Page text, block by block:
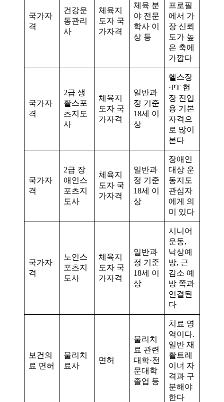
국가자
격
건강운
동관리
사
체육지
도자 국
가자격
체육 분
야 전문
학사 이
상 등
프로필
에서 가
장 신뢰
도가 높
은 축에
가깝다
국가자
격
2급 생
활스포
츠지도
사
체육지
도자 국
가자격
일반과
정 기준
18세 이
상
헬스장
·PT 현
장 진입
용 기본
자격으
로 많이
본다
국가자
격
2급 장
애인스
포츠지
도사
체육지
도자 국
가자격
일반과
정 기준
18세 이
상
장애인
대상 운
동지도
관심자
에게 의
미 있다
국가자
격
노인스
포츠지
도사
체육지
도자 국
가자격
일반과
정 기준
18세 이
상
시니어
운동,
낙상예
방, 근
감소 예
방 쪽과
연결된
다
보건의
료 면허
물리치
료사
면허
물리치
료 관련
대학·전
문대학
졸업 등
치료 영
역이다.
일반 재
활트레
이너 자
격과 구
분해야
한다